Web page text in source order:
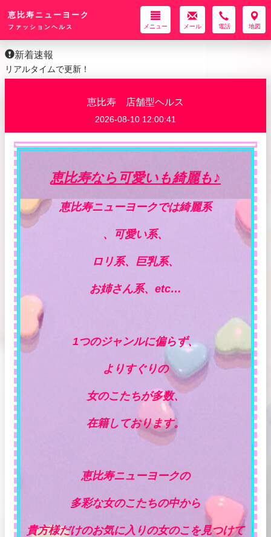
地図
電話
メール
メニュー
恵比寿ニューヨーク
ファッションヘルス
新着速報
リアルタイムで更新！
恵比寿 店舗型ヘルス
2026-08-10 12:00:41
恵比寿なら可愛いも綺麗も ♪
恵比寿ニューヨークでは綺麗系
、可愛い系、
ロリ系、巨乳系、
お姉さん系、etc…
1つのジャンルに偏らず、
よりすぐりの
女のこたちが多数、
在籍しております。
恵比寿ニューヨークの
多彩な女のこたちの中から
貴方様だけのお気に入りの女のこを見つけて